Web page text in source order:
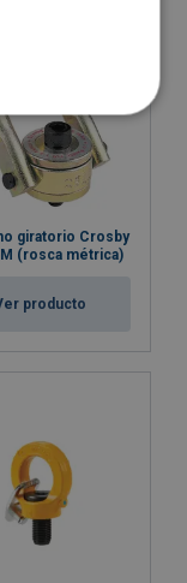
giratorio Crosby
(rosca métrica)
producto